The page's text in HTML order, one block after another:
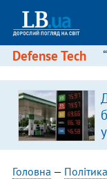
Defense Tech
Головна — Політика